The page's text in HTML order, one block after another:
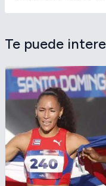
Te puede